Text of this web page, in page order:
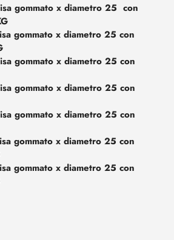
gommato x diametro 25 con
gommato x diametro 25 con
gommato x diametro 25 con
gommato x diametro 25 con
gommato x diametro 25 con
gommato x diametro 25 con
gommato x diametro 25 con